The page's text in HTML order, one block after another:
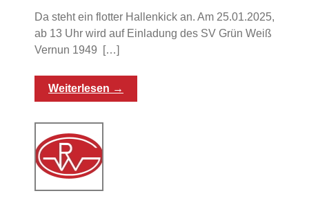
Da steht ein flotter Hallenkick an. Am 25.01.2025,
ab 13 Uhr wird auf Einladung des SV Grün Weiß
Vernun 1949 […]
Weiterlesen →